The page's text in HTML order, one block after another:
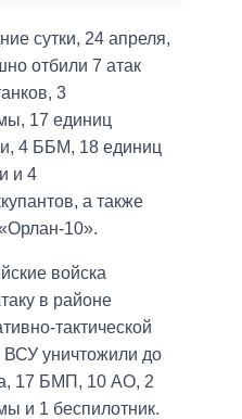
сутки, 24 апреля,
отбили 7 атак
3
17 единиц
4 ББМ, 18 единиц
и 4
а также
10».
войска
в районе
тактической
ВСУ уничтожили до
17 БМП, 10 АО, 2
и 1 беспилотник.